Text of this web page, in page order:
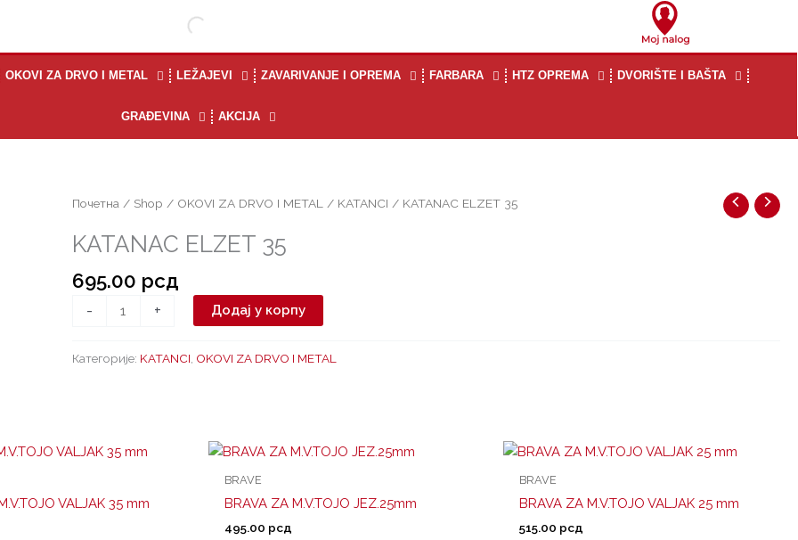
OKOVI ZA DRVO I METAL LEŽAJEVI ZAVARIVANJE I OPREMA FARBARA HTZ OPREMA DVORIŠTE I BAŠTA
GRAĐEVINA AKCIJA
Почетна / Shop / OKOVI ZA DRVO I METAL / KATANCI / KATANAC ELZET 35
KATANAC ELZET 35
695.00 рсд
-
KATANAC
35
+ Додај у корпу
Категорије: KATANCI OKOVI ZA DRVO I METAL
VALJAK 35 mm
BRAVE
BRAVA ZA M.V.TOJO JEZ.25mm
495.00 рсд
BRAVE
BRAVA ZA M.V.TOJO VALJAK 25 mm
515.00 рсд